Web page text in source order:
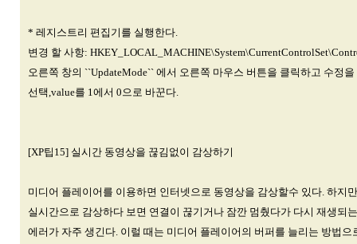
* 레지스트리 편집기를 실행한다.
변경 할 사항:
오른쪽 창의 ``UpdateMode`` 에서 오른쪽 마우스 버튼을 클릭하고 수정을
선택,value를 1에서 0으로 바꾼다.
[XP팁15] 실시간 동영상을 끊김없이 감상하기
미디어 플레이어를 이용하면 인터넷으로 동영상을 감상할수 있다. 하지
실시간으로 감상하다 보면 연결이 끊기거나 잠깐 멈췄다가 다시 재생되
에러가 자주 생긴다. 이럴 때는 미디어 플레이어의 버퍼를 늘리는 방법으